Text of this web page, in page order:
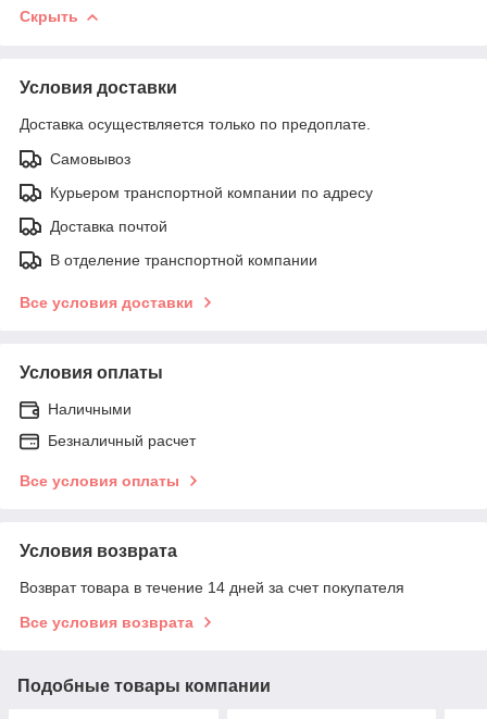
Скрыть
Условия доставки
Доставка осуществляется только по предоплате.
Самовывоз
Курьером транспортной компании по адресу
Доставка почтой
В отделение транспортной компании
Все условия доставки
Условия оплаты
Наличными
Безналичный расчет
Все условия оплаты
Условия возврата
Возврат товара в течение 14 дней за счет покупателя
Все условия возврата
Подобные товары компании